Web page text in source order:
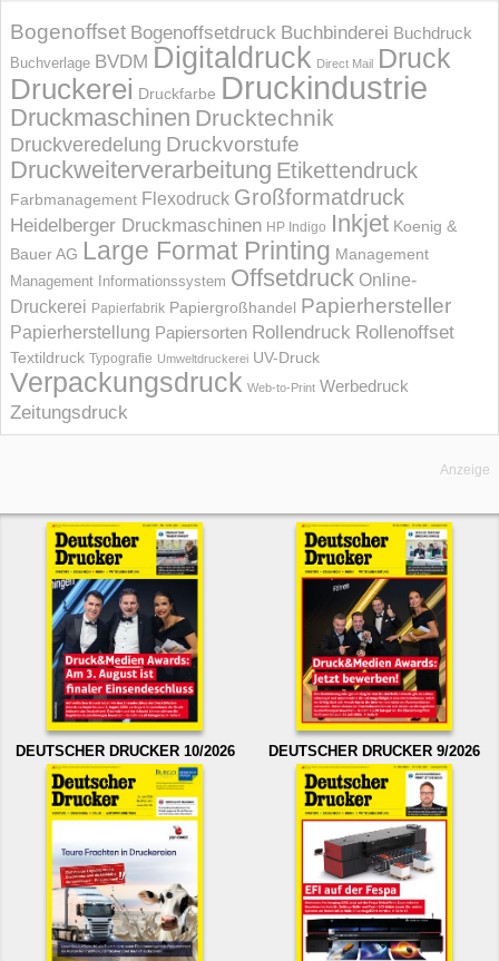
Bogenoffset Bogenoffsetdruck Buchbinderei Buchdruck
Buchverlage BVDM Digitaldruck Direct Mail Druck
Druckerei Druckfarbe Druckindustrie
Druckmaschinen Drucktechnik
Druckveredelung Druckvorstufe
Druckweiterverarbeitung Etikettendruck
Farbmanagement Flexodruck Großformatdruck
Heidelberger Druckmaschinen HP Indigo Inkjet Koenig &
Bauer AG Large Format Printing Management
Management Informations­system Offsetdruck Online-
Druckerei Papierfabrik Papiergroßhandel Papierhersteller
Papierherstellung Papiersorten Rollendruck Rollenoffset
Textildruck Typografie Umweltdruckerei UV-Druck
Verpackungsdruck Web-to-Print Werbedruck
Zeitungsdruck
Anzeige
DEUTSCHER DRUCKER 10/2026 DEUTSCHER DRUCKER 9/2026